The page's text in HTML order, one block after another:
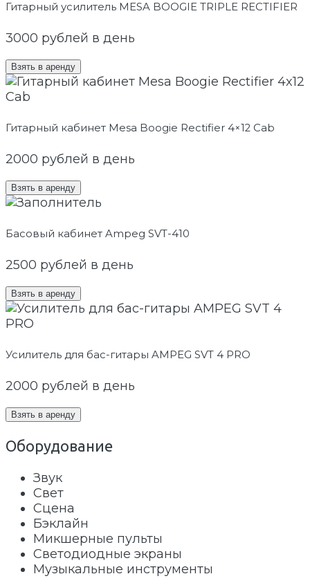
Гитарный усилитель MESA BOOGIE TRIPLE RECTIFIER
3000 рублей в день
Взять в аренду
Гитарный кабинет Mesa Boogie Rectifier 4×12 Cab
2000 рублей в день
Взять в аренду
Басовый кабинет Ampeg SVT-410
2500 рублей в день
Взять в аренду
Усилитель для бас-гитары AMPEG SVT 4 PRO
2000 рублей в день
Взять в аренду
Оборудование
Звук
Свет
Сцена
Бэклайн
Микшерные пульты
Светодиодные экраны
Музыкальные инструменты